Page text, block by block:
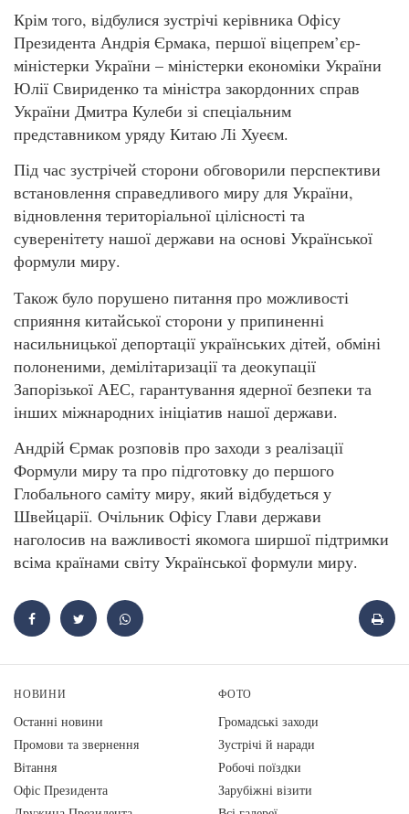
Крім того, відбулися зустрічі керівника Офісу
Президента Андрія Єрмака, першої віцепрем’єр-
міністерки України – міністерки економіки України
Юлії Свириденко та міністра закордонних справ
України Дмитра Кулеби зі спеціальним
представником уряду Китаю Лі Хуеєм.
Під час зустрічей сторони обговорили перспективи
встановлення справедливого миру для України,
відновлення територіальної цілісності та
суверенітету нашої держави на основі Української
формули миру.
Також було порушено питання про можливості
сприяння китайської сторони у припиненні
насильницької депортації українських дітей, обміні
полоненими, демілітаризації та деокупації
Запорізької АЕС, гарантування ядерної безпеки та
інших міжнародних ініціатив нашої держави.
Андрій Єрмак розповів про заходи з реалізації
Формули миру та про підготовку до першого
Глобального саміту миру, який відбудеться у
Швейцарії. Очільник Офісу Глави держави
наголосив на важливості якомога ширшої підтримки
всіма країнами світу Української формули миру.
НОВИНИ
Останні новини
Промови та звернення
Вiтання
Офіс Президента
ФОТО
Громадські заходи
Зустрічі й наради
Робочі поїздки
Зарубіжні візити